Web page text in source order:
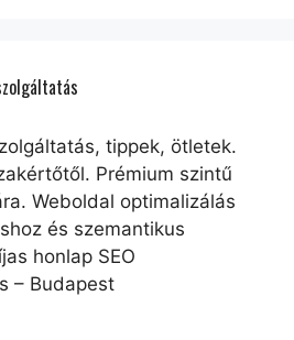
tippek, ötletek.
Prémium szintű
Weboldal optimalizálás
és szemantikus
honlap SEO
– Budapest